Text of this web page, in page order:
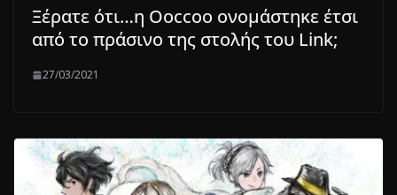
Ξέρατε ότι…η Ooccoo ονομάστηκε έτσι
από το πράσινο της στολής του Link;
27/03/2021